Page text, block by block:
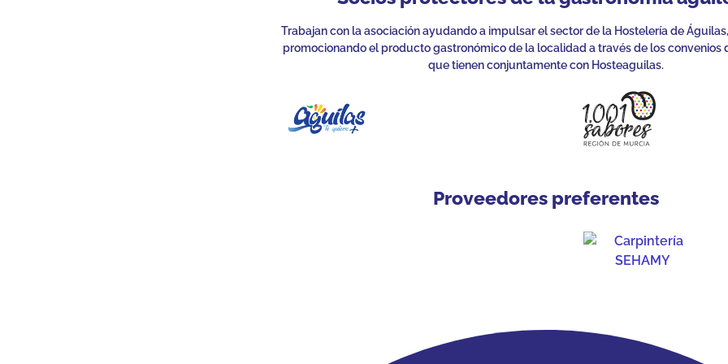
Trabajan con la asociación ayudando a impulsar el sector de la Hostelería de
promocionando el producto gastronómico de la localidad a través de los convenios
que tienen conjuntamente con Hosteaguilas.
Proveedores preferentes